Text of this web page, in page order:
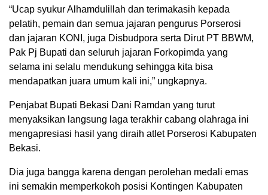
“Ucap syukur Alhamdulillah dan terimakasih kepada
pelatih, pemain dan semua jajaran pengurus Porserosi
dan jajaran KONI, juga Disbudpora serta Dirut PT BBWM,
Pak Pj Bupati dan seluruh jajaran Forkopimda yang
selama ini selalu mendukung sehingga kita bisa
mendapatkan juara umum kali ini,” ungkapnya.
Penjabat Bupati Bekasi Dani Ramdan yang turut
menyaksikan langsung laga terakhir cabang olahraga ini
mengapresiasi hasil yang diraih atlet Porserosi Kabupaten
Bekasi.
Dia juga bangga karena dengan perolehan medali emas
ini semakin memperkokoh posisi Kontingen Kabupaten